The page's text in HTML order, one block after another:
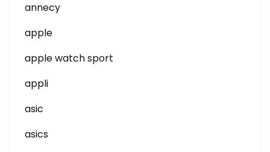
annecy
apple
apple watch sport
appli
asic
asics